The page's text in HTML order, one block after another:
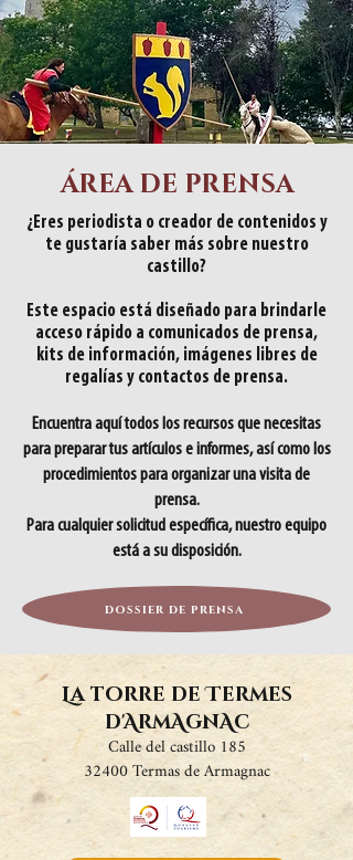
área de prensa
¿Eres periodista o creador de contenidos y
te gustaría saber más sobre nuestro
castillo?
Este espacio está diseñado para brindarle
acceso rápido a comunicados de prensa,
kits de información, imágenes libres de
regalías y contactos de prensa.
Encuentra aquí todos los recursos que necesitas
para preparar tus artículos e informes, así como los
procedimientos para organizar una visita de
prensa.
Para cualquier solicitud específica, nuestro equipo
está a su disposición.
Dossier de prensa
La torre de Termes
d'ArmAgnAc
Calle del castillo 185
32400 Termas de Armagnac